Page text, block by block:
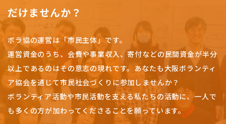
だけませんか？
ボラ協の運営は「市民主体」です。
運営資金のうち、会費や事業収入、寄付などの民間資金が半分
以上であるのはその意志の現れです。 あなたも大阪ボランティ
ア協会を通じて市民社会づくりに参加しませんか？
ボランティア活動や市民活動を支える私たちの活動に、一人で
も多くの方が加わってくださることを願っています。